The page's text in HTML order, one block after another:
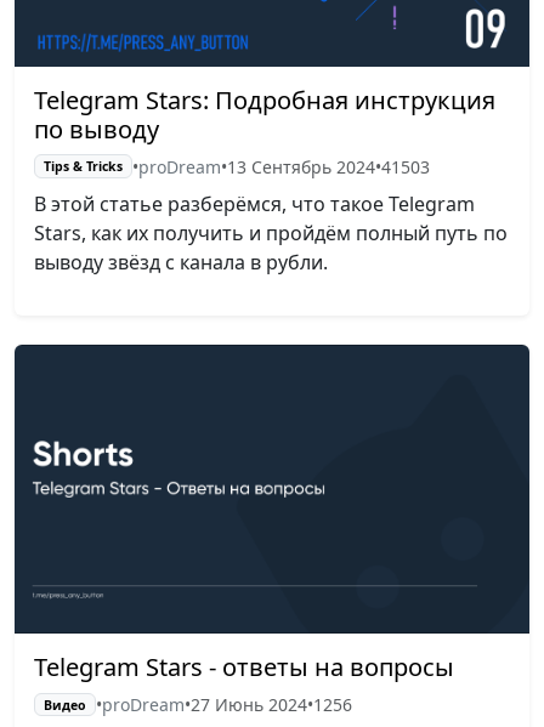
Telegram Stars: Подробная инструкция
по выводу
Tips & Tricks •proDream•13 Сентябрь 2024•41503
В этой статье разберёмся, что такое Telegram
Stars, как их получить и пройдём полный путь по
выводу звёзд с канала в рубли.
Telegram Stars - ответы на вопросы
Видео •proDream•27 Июнь 2024•1256